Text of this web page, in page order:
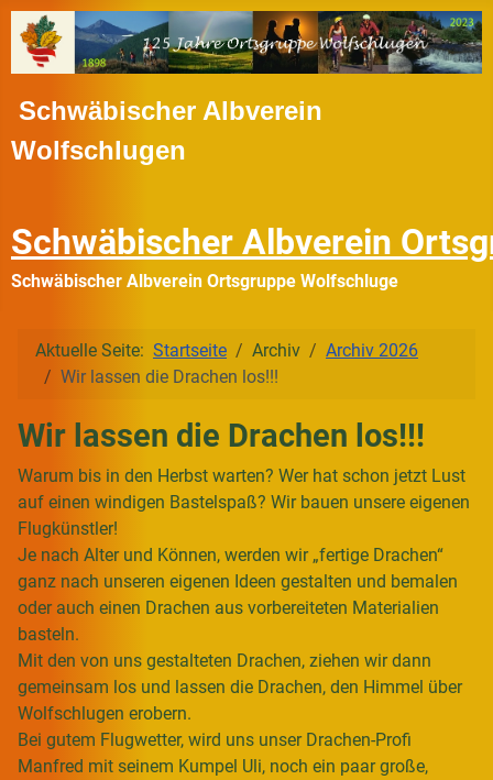
Schwäbischer Albverein
Wolfschlugen
Schwäbischer Albverein
Schwäbischer Albverein Ortsgruppe Wolfschluge
Aktuelle Seite: Startseite Archiv
Archiv 2026
Wir lassen die Drachen los!!!
Wir lassen die Drachen los!!!
Warum bis in den Herbst warten? Wer hat schon jetzt Lust
auf einen windigen Bastelspaß? Wir bauen unsere eigenen
Flugkünstler!
Je nach Alter und Können, werden wir „fertige Drachen“
ganz nach unseren eigenen Ideen gestalten und bemalen
oder auch einen Drachen aus vorbereiteten Materialien
basteln.
Mit den von uns gestalteten Drachen, ziehen wir dann
gemeinsam los und lassen die Drachen, den Himmel über
Wolfschlugen erobern.
Bei gutem Flugwetter, wird uns unser Drachen-Profi
Manfred mit seinem Kumpel Uli, noch ein paar große,